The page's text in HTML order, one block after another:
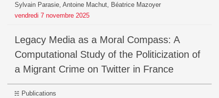
Sylvain Parasie, Antoine Machut, Béatrice Mazoyer
vendredi 7 novembre 2025
Legacy Media as a Moral Compass: A
Computational Study of the Politicization of
a Migrant Crime on Twitter in France
Publications